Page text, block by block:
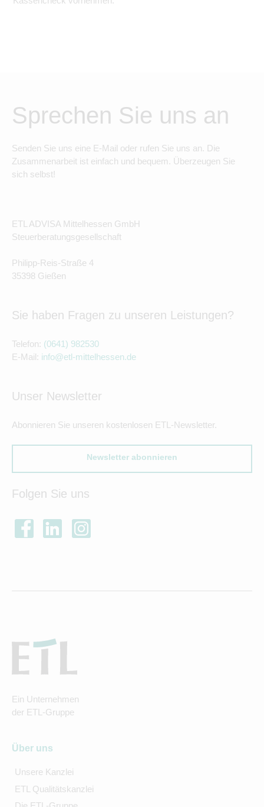
Sprechen Sie uns an
Senden Sie uns eine E-Mail oder rufen Sie uns an. Die
Zusammenarbeit ist einfach und bequem. Überzeugen Sie
sich selbst!
ETL ADVISA Mittelhessen GmbH
Steuerberatungsgesellschaft
Philipp-Reis-Straße 4
35398 Gießen
Sie haben Fragen zu unseren Leistungen?
Telefon: (0641) 982530
E-Mail: info@etl-mittelhessen.de
Unser Newsletter
Abonnieren Sie unseren kostenlosen ETL-Newsletter.
Newsletter abonnieren
Folgen Sie uns
Ein Unternehmen
der ETL-Gruppe
Über uns
Unsere Kanzlei
ETL Qualitätskanzlei